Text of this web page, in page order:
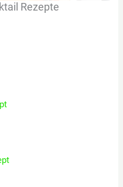
Rezepte